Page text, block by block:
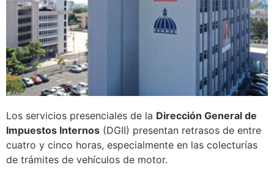
Los servicios presenciales de la Dirección General de
Impuestos Internos (DGII) presentan retrasos de entre
cuatro y cinco horas, especialmente en las colecturías
de trámites de vehículos de motor.